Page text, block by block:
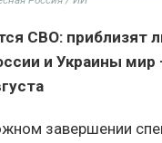
СВО: приблизят
и Украины мир
завершении